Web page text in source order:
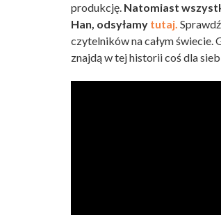
produkcję. Natomiast
Han, odsyłamy tutaj.
czytelników na całym świecie.
znajdą w tej historii coś dla